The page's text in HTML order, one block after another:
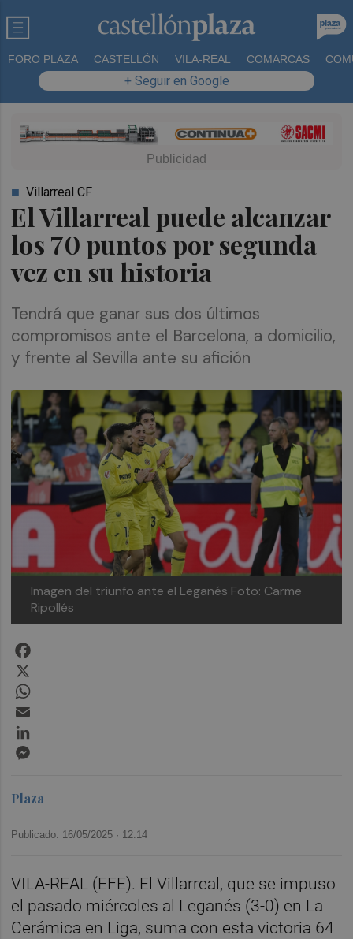
FORO PLAZA CASTELLÓN VILA-REAL COMARCAS
+ Seguir en Google
El Villarreal puede alcanzar
los 70 puntos por segunda
vez en su historia
Villarreal CF
Tendrá que ganar sus dos últimos
compromisos ante el Barcelona, a domicilio,
y frente al Sevilla ante su afición
Imagen del triunfo ante el Leganés Foto: Carme
Ripollés
Plaza
Publicado: 16/05/2025 · 12:14
VILA-REAL (EFE). El Villarreal, que se impuso
el pasado miércoles al Leganés (3-0) en La
Cerámica en Liga, suma con esta victoria 64